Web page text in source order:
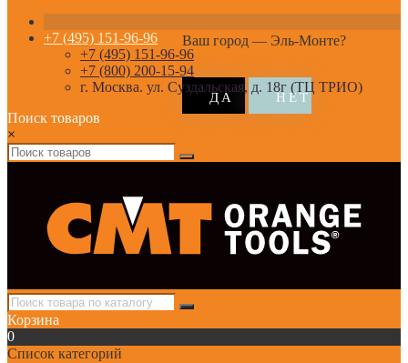
Ваш город — Эль-Монте?
+7 (495) 151-96-96
+7 (495) 151-96-96
+7 (800) 200-15-94
г. Москва. ул. Суздальская, д. 18г (ТЦ ТРИО)
Поиск товаров
×
Корзина
0
Список категорий